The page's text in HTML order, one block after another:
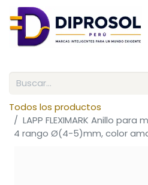
Todos los productos
LAPP FLEXIMARK Anillo
4 rango Ø(4-5)mm, color